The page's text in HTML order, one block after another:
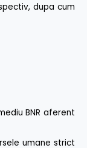
dupa cum
BNR aferent
umane strict